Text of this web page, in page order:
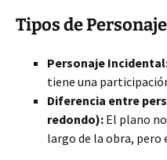
Tipos de
Personaje
tiene una
Diferencia entre
redondo): El plano
largo de la obra, pero